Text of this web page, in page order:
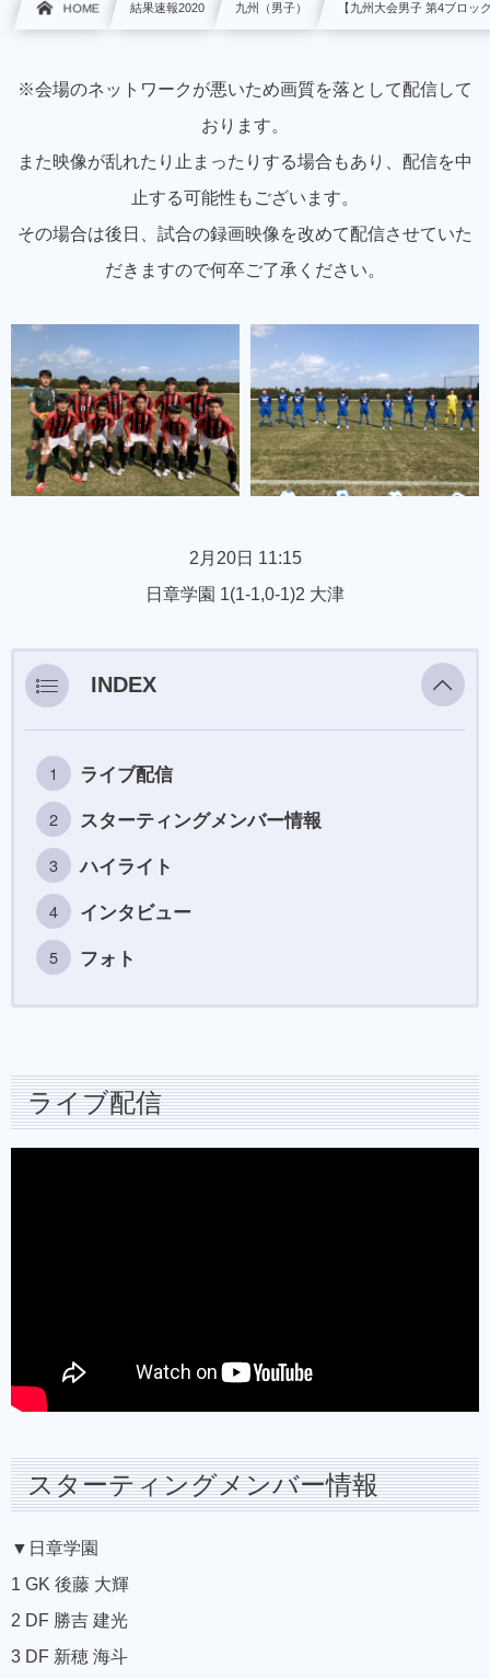
HOME 結果速報2020 九州（男子） 【九州大会男子 第4ブロッ
※会場のネットワークが悪いため画質を落として配信して
おります。
また映像が乱れたり止まったりする場合もあり、配信を中
止する可能性もございます。
その場合は後日、試合の録画映像を改めて配信させていた
だきますので何卒ご了承ください。
2月20日 11:15
日章学園 1(1-1,0-1)2 大津
INDEX
ライブ配信
スターティングメンバー情報
ハイライト
インタビュー
フォト
ライブ配信
スターティングメンバー情報
▼日章学園
1 GK 後藤 大輝
2 DF 勝吉 建光
3 DF 新穂 海斗